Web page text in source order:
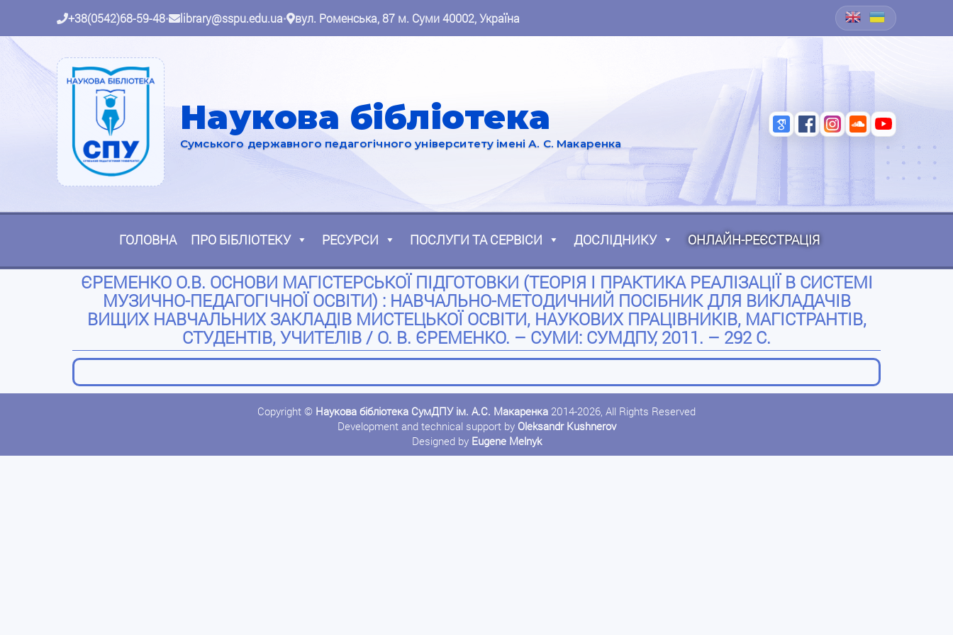
+38(0542)68-59-48• library@sspu.edu.ua• вул. Роменська, 87 м. Суми 40002, Україна
Наукова бібліотека
Сумського державного педагогічного університету імені А. С. Макаренка
ГОЛОВНА ПРО БІБЛІОТЕКУ РЕСУРСИ ПОСЛУГИ ТА СЕРВІСИ ДОСЛІДНИКУ ОНЛАЙН-РЕЄСТРАЦІЯ
ЄРЕМЕНКО О.В. ОСНОВИ МАГІСТЕРСЬКОЇ ПІДГОТОВКИ (ТЕОРІЯ І ПРАКТИКА РЕАЛІЗАЦІЇ В СИСТЕМІ
МУЗИЧНО-ПЕДАГОГІЧНОЇ ОСВІТИ) : НАВЧАЛЬНО-МЕТОДИЧНИЙ ПОСІБНИК ДЛЯ ВИКЛАДАЧІВ
ВИЩИХ НАВЧАЛЬНИХ ЗАКЛАДІВ МИСТЕЦЬКОЇ ОСВІТИ, НАУКОВИХ ПРАЦІВНИКІВ, МАГІСТРАНТІВ,
СТУДЕНТІВ, УЧИТЕЛІВ / О. В. ЄРЕМЕНКО. – СУМИ: СУМДПУ, 2011. – 292 С.
Copyright © Наукова бібліотека СумДПУ ім. А.С. Макаренка 2014-2026, All Rights Reserved
Development and technical support by Oleksandr Kushnerov
Designed by Eugene Melnyk